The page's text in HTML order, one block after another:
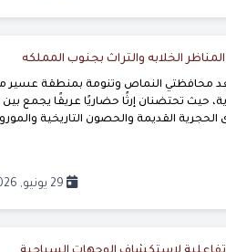
الخلابه والتراث بجنوب المملكه
محافظتي النماص وتنومة بمنطقة عسير من
حيث تحتضنان إرثًا حضاريًا عريقًا يجمع بين
الحجرية القديمة والحصون التاريخية
29 يونيو, 2026